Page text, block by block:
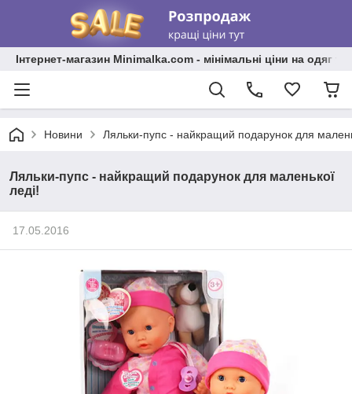
Інтернет-магазин Minimalka.com - мінімальні ціни на одяг
Новини Ляльки-пупс - найкращий подарунок для
Ляльки-пупс - найкращий подарунок для маленької
леді!
17.05.2016